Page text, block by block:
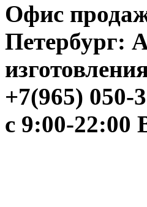
Офис
Петербург:
+7(965) 050-
с 9:00-22:00